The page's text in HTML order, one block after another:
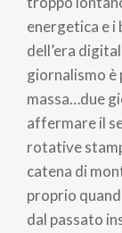
energetica e i
dell’era
giornalismo è
massa…due
affermare il
rotative
catena di
proprio
dal passato